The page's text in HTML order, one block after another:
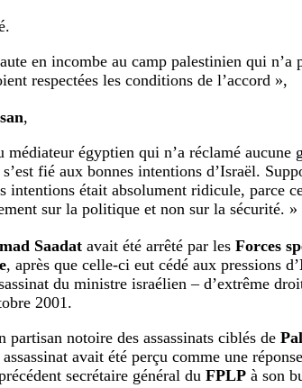
en incombe au camp palestinien qui n’a
respectées les conditions de l’accord »,
,
médiateur égyptien qui n’a réclamé
fié aux bonnes intentions d’Israël.
intentions était absolument ridicule, parce
sur la politique et non sur la sécurité. »
Saadat avait été arrêté par les Forces
, après que celle-ci eut cédé aux pressions d’
du ministre israélien – d’extrême
2001.
partisan notoire des assassinats ciblés de
avait été perçu comme une
secrétaire général du FPLP à son